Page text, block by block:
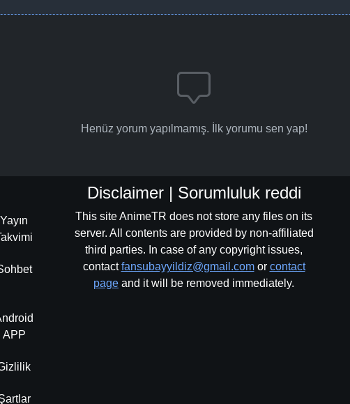
Henüz yorum yapılmamış. İlk yorumu sen yap!
Yayın
APP
Disclaimer | Sorumluluk reddi
This site AnimeTR does not store any files on its
server. All contents are provided by non-affiliated
third parties. In case of any copyright issues,
contactfansubayyildiz@gmail.comor contact
page and it will be removed immediately.